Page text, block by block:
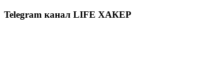
Telegram канал LIFE ХАКЕР